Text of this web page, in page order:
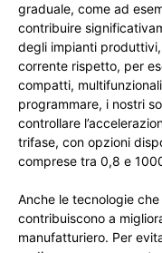
graduale, come ad
contribuire
degli impianti
corrente rispetto, per
compatti,
programmare, i nostri
controllare
trifase, con opzioni
comprese tra 0,8 e
Anche le tecnologie
contribuiscono a
manufatturiero. Per